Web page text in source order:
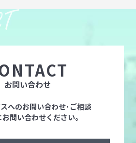
お問い合わせ
へのお問い合わせ･ご相談
問い合わせください。